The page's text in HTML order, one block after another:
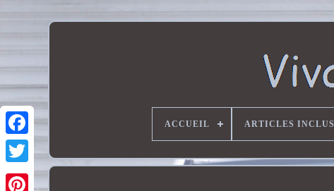
ACCUEIL ARTICLES INCLUS